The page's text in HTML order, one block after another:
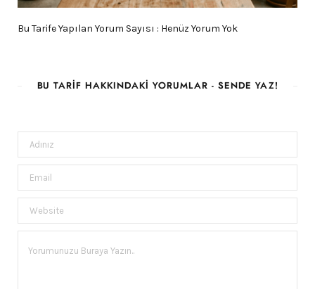
Bu Tarife Yapılan Yorum Sayısı : Henüz Yorum Yok
BU TARIF HAKKINDAKI YORUMLAR - SENDE YAZ!